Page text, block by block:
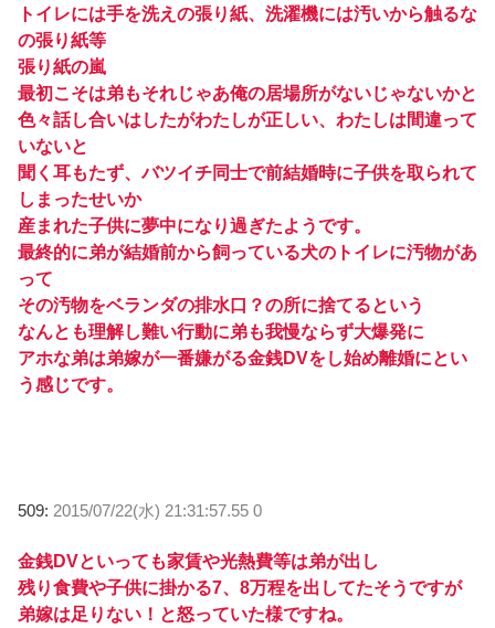
トイレには手を洗えの張り紙、洗濯機には汚いから触るな
の張り紙等
張り紙の嵐
最初こそは弟もそれじゃあ俺の居場所がないじゃないかと
色々話し合いはしたがわたしが正しい、わたしは間違って
いないと
聞く耳もたず、バツイチ同士で前結婚時に子供を取られて
しまったせいか
産まれた子供に夢中になり過ぎたようです。
最終的に弟が結婚前から飼っている犬のトイレに汚物があ
って
その汚物をベランダの排水口？の所に捨てるという
なんとも理解し難い行動に弟も我慢ならず大爆発に
アホな弟は弟嫁が一番嫌がる金銭DVをし始め離婚にとい
う感じです。
509: 2015/07/22(水) 21:31:57.55 0
金銭DVといっても家賃や光熱費等は弟が出し
残り食費や子供に掛かる7、8万程を出してたそうですが
弟嫁は足りない！と怒っていた様ですね。